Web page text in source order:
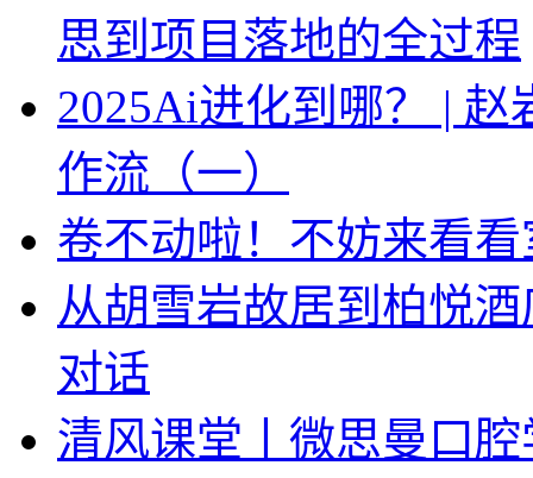
思到项目落地的全过程
2025Ai进化到哪？ |
作流（一）
卷不动啦！不妨来看
从胡雪岩故居到柏悦
对话
清风课堂丨微思曼口